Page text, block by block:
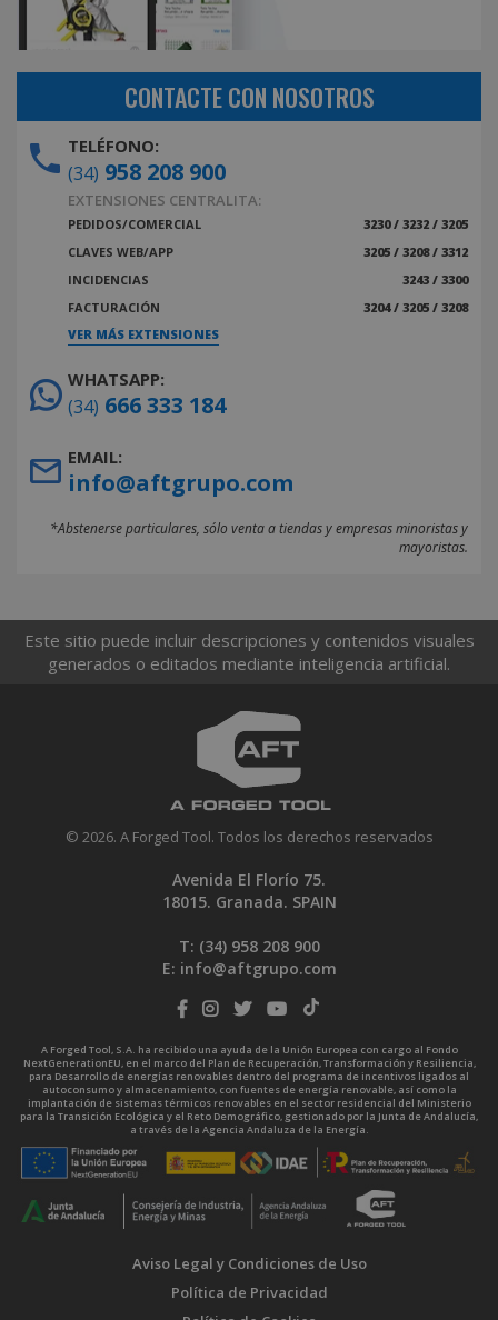
CONTACTE CON NOSOTROS
TELÉFONO:
(34) 958 208 900
EXTENSIONES CENTRALITA:
PEDIDOS/COMERCIAL
3230 / 3232 / 3205
CLAVES WEB/APP
3205 / 3208 / 3312
INCIDENCIAS
3243 / 3300
FACTURACIÓN
3204 / 3205 / 3208
VER MÁS EXTENSIONES
WHATSAPP:
(34) 666 333 184
EMAIL:
info@aftgrupo.com
*Abstenerse particulares, sólo venta a tiendas y empresas minoristas y
mayoristas.
Este sitio puede incluir descripciones y contenidos visuales
generados o editados mediante inteligencia artificial.
© 2026. A Forged Tool. Todos los derechos reservados
Avenida El Florío 75.
18015. Granada. SPAIN
T: (34) 958 208 900
E: info@aftgrupo.com
A Forged Tool, S.A. ha recibido una ayuda de la Unión Europea con cargo al Fondo
NextGenerationEU, en el marco del Plan de Recuperación, Transformación y Resiliencia,
para Desarrollo de energías renovables dentro del programa de incentivos ligados al
autoconsumo y almacenamiento, con fuentes de energía renovable, así como la
implantación de sistemas térmicos renovables en el sector residencial del Ministerio
para la Transición Ecológica y el Reto Demográfico, gestionado por la Junta de Andalucía,
a través de la Agencia Andaluza de la Energía.
Aviso Legal y Condiciones de Uso
Política de Privacidad